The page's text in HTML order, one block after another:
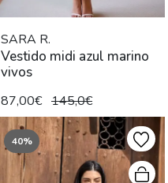
SARA R.
Vestido midi azul marino
vivos
87,00€ 145,0€
40%